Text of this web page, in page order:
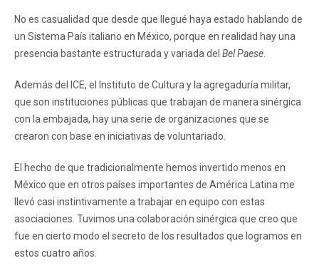
No es casualidad que desde que llegué haya estado hablando de
un Sistema País italiano en México, porque en realidad hay una
presencia bastante estructurada y variada del Bel Paese
Además del ICE, el Instituto de Cultura y la agregaduría militar,
que son instituciones públicas que trabajan de manera sinérgica
con la embajada, hay una serie de organizaciones que se
crearon con base en iniciativas de voluntariado.
El hecho de que tradicionalmente hemos invertido menos en
México que en otros países importantes de América Latina me
llevó casi instintivamente a trabajar en equipo con estas
asociaciones. Tuvimos una colaboración sinérgica que creo que
fue en cierto modo el secreto de los resultados que logramos en
estos cuatro años.